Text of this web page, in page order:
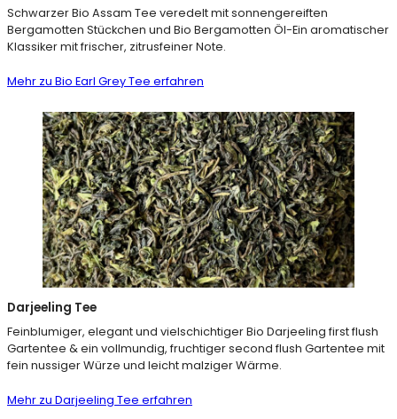
Schwarzer Bio Assam Tee veredelt mit sonnengereiften
Bergamotten Stückchen und Bio Bergamotten Öl-Ein aromatischer
Klassiker mit frischer, zitrusfeiner Note.
Mehr zu Bio Earl Grey Tee erfahren
Darjeeling Tee
Feinblumiger, elegant und vielschichtiger Bio Darjeeling first flush
Gartentee & ein vollmundig, fruchtiger second flush Gartentee mit
fein nussiger Würze und leicht malziger Wärme.
Mehr zu Darjeeling Tee erfahren